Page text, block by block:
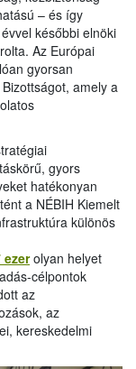
– és így
későbbi elnöki
Az Európai
gyorsan
amely a
gyors
hatékonyan
a NÉBIH Kiemelt
különös
olyan helyet
célpontok
az
az
kereskedelmi